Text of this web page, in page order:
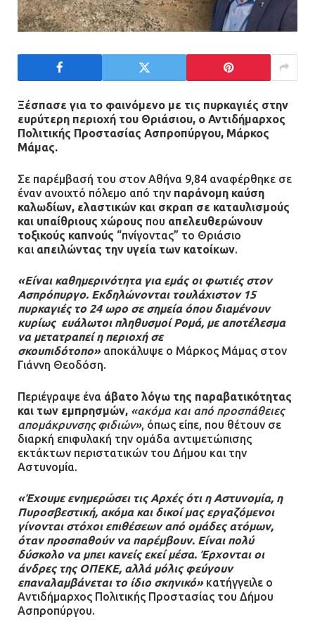
Ασπρόπυργος: Πέθανε ένας από
τους σοβαρά εγκαυματίες της
μεγάλης έκρηξης στο εργοστάσιο
12.07.2026 | 15:07
Άργος: Στη φυλακή οι δύο
αστυνομικοί για τους
11.07.2026 | 22:59
Ένα πουλί «υπεύθυνο» για την
πρωινή διακοπή ρεύματος στη
Μάνδρα
Φωτιά σε επιχείρηση στον
Ασπρόπυργο – Ήχησε το 112
09.07.2026 | 09:19
Δίωξη για απόπειρα
ανθρωποκτονίας στους δύο
αστυνομικούς
08.07.2026 | 22:30
Ομαδικός βιασμός 19χρονης στο
Α.Τ. Ομονοίας: Ο Εισαγγελέας
πρότεινε την αθώωση των
αστυνομικών
08.07.2026 | 16:24
Ο δήμαρχος Μάνδρας δώρισε όλους
Ξέσπασε για το φαινόμενο με τις πυρκαγιές στην
ευρύτερη περιοχή του Θριάσιου, ο Αντιδήμαρχος
Πολιτικής Προστασίας Ασπροπύργου, Μάρκος
Μάμας.
Σε παρέμβασή του στον Αθήνα 9,84 αναφέρθηκε σε
έναν ανοιχτό πόλεμο από την παράνομη καύση
καλωδίων, ελαστικών και σκραπ σε καταυλισμούς
και υπαίθριους χώρους που απελευθερώνουν
τοξικούς καπνούς “πνίγοντας” το Θριάσιο
και απειλώντας την υγεία των κατοίκων.
«Είναι καθημερινότητα για εμάς οι φωτιές στον
Ασπρόπυργο. Εκδηλώνονται τουλάχιστον 15
πυρκαγιές το 24 ωρο σε σημεία όπου διαμένουν
κυρίως ευάλωτοι πληθυσμοί Ρομά, με αποτέλεσμα
να μετατραπεί η περιοχή σε
σκουπιδότοπο»αποκάλυψε ο Μάρκος Μάμας στον
Γιάννη Θεοδόση.
Περιέγραψε ένα άβατο λόγω της παραβατικότητας
και των εμπρησμών, «ακόμα και από προσπάθειες
απομάκρυνσης φιδιών», όπως είπε, που θέτουν σε
διαρκή επιφυλακή την ομάδα αντιμετώπισης
εκτάκτων περιστατικών του Δήμου και την
Αστυνομία.
«Έχουμε ενημερώσει τις Αρχές ότι η Αστυνομία, η
Πυροσβεστική, ακόμα και δικοί μας εργαζόμενοι
γίνονται στόχοι επιθέσεων από ομάδες ατόμων,
όταν προσπαθούν να παρέμβουν. Είναι πολύ
δύσκολο να μπει κανείς εκεί μέσα. Έρχονται οι
άνδρες της ΟΠΕΚΕ, αλλά μόλις φεύγουν
επαναλαμβάνεται το ίδιο σκηνικό»κατήγγειλε ο
Αντιδήμαρχος Πολιτικής Προστασίας του Δήμου
Ασπροπύργου.